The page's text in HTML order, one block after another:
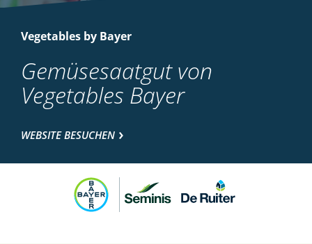
Vegetables by Bayer
Gemüsesaatgut von
Vegetables Bayer
WEBSITE BESUCHEN